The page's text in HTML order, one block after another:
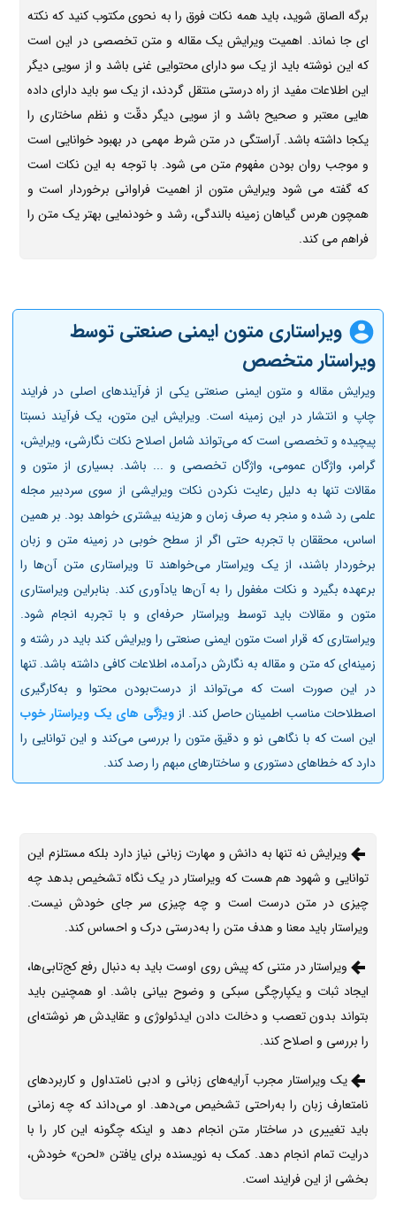
برگه الصاق شوید، باید همه نکات فوق را به نحوی مکتوب کنید که نکته
ای جا نماند. اهمیت ویرایش یک مقاله و متن تخصصی در این است
که این نوشته باید از یک سو دارای محتوایی غنی باشد و از سویی دیگر
این اطلاعات مفید از راه درستی منتقل گردند، از یک سو باید دارای داده
هایی معتبر و صحیح باشد و از سویی دیگر دقّت و نظم ساختاری را
یکجا داشته باشد. آراستگی در متن شرط مهمی در بهبود خوانایی است
و موجب روان بودن مفهوم متن می شود. با توجه به این نکات است
که گفته می شود ویرایش متون از اهمیت فراوانی برخوردار است و
همچون هرس گیاهان زمینه بالندگی، رشد و خودنمایی بهتر یک متن را
فراهم می کند.
ویراستاری متون ایمنی صنعتی توسط
ویراستار متخصص
ویرایش مقاله و متون ایمنی صنعتی یکی از فرآیندهای اصلی در فرایند
چاپ و انتشار در این زمینه است. ویرایش این متون، یک فرآیند نسبتا
پیچیده و تخصصی است که می‌تواند شامل اصلاح نکات نگارشی، ویرایش،
گرامر، واژگان عمومی، واژگان تخصصی و ... باشد. بسیاری از متون و
مقالات تنها به دلیل رعایت نکردن نکات ویرایشی از سوی سردبیر مجله
علمی رد شده و منجر به صرف زمان و هزینه بیشتری خواهد بود. بر همین
اساس، محققان با تجربه حتی اگر از سطح خوبی در زمینه متن و زبان
برخوردار باشند، از یک ویراستار می‌خواهند تا ویراستاری متن آن‌ها را
برعهده بگیرد و نکات مغفول را به آن‌ها یادآوری کند. بنابراین ویراستاری
متون و مقالات باید توسط ویراستار حرفه‌ای و با تجربه انجام شود.
ویراستاری که قرار است متون ایمنی صنعتی را ویرایش کند باید در رشته و
زمینه‌ای که متن و مقاله به نگارش درآمده، اطلاعات کافی داشته باشد. تنها
در این صورت است که می‌تواند از درست‌بودن محتوا و به‌کارگیری
اصطلاحات مناسب اطمینان حاصل کند. ازویژگی های یک ویراستار خوب
این است که با نگاهی نو و دقیق متون را بررسی می‌کند و این توانایی را
دارد که خطاهای دستوری و ساختارهای مبهم را رصد کند.
ویرایش نه تنها به دانش و مهارت زبانی نیاز دارد بلکه مستلزم این
توانایی و شهود هم هست که ویراستار در یک نگاه تشخیص بدهد چه
چیزی در متن درست است و چه چیزی سر جای خودش نیست.
ویراستار باید معنا و هدف متن را به‌درستی درک و احساس کند.
ویراستار در متنی که پیش روی اوست باید به دنبال رفع کج‌تابی‌ها،
ایجاد ثبات و یکپارچگی سبکی و وضوح بیانی باشد. او همچنین باید
بتواند بدون تعصب و دخالت دادن ایدئولوژی و عقایدش هر نوشته‌ای
را بررسی و اصلاح کند.
یک ویراستار مجرب آرایه‌های زبانی و ادبی نامتداول و کاربردهای
نامتعارف زبان را به‌راحتی تشخیص می‌دهد. او می‌داند که چه زمانی
باید تغییری در ساختار متن انجام دهد و اینکه چگونه این کار را با
درایت تمام انجام دهد. کمک به نویسنده برای یافتن «لحن» خودش،
بخشی از این فرایند است.